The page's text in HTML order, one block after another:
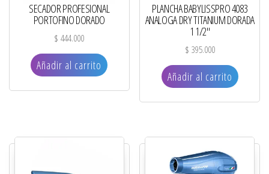
SECADOR PROFESIONAL
PORTOFINO DORADO
$ 444.000
Añadir al carrito
PLANCHA BABYLISSPRO 4083
ANALOGA DRY TITANIUM DORADA
1 1/2″
$ 395.000
Añadir al carrito